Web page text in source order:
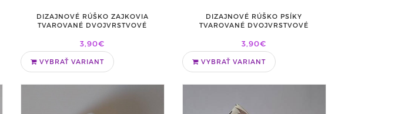
DIZAJNOVÉ RÚŠKO ZAJKOVIA
TVAROVANÉ DVOJVRSTVOVÉ
3,90€
VYBRAŤ VARIANT
DIZAJNOVÉ RÚŠKO PSÍKY
TVAROVANÉ DVOJVRSTVOVÉ
3,90€
VYBRAŤ VARIANT